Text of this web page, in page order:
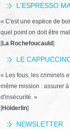
L'ESPRESSO
« C'est une espèce de
quel point on doit être
[La Rochefoucauld]
LE
« Les fous, les criminels
même mission : assurer
d'insécurité. »
[Hölderlin]
NEWSLETTER